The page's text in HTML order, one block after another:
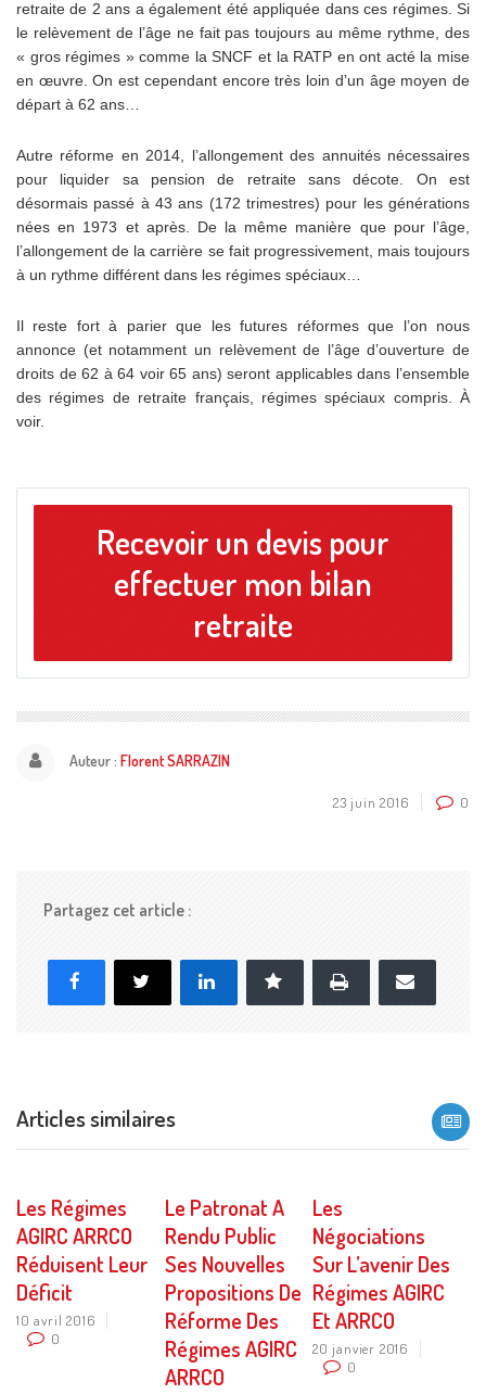
retraite de 2 ans a également été appliquée dans ces régimes. Si
le relèvement de l’âge ne fait pas toujours au même rythme, des
« gros régimes » comme la SNCF et la RATP en ont acté la mise
en œuvre. On est cependant encore très loin d’un âge moyen de
départ à 62 ans…
Autre réforme en 2014, l’allongement des annuités nécessaires
pour liquider sa pension de retraite sans décote. On est
désormais passé à 43 ans (172 trimestres) pour les générations
nées en 1973 et après. De la même manière que pour l’âge,
l’allongement de la carrière se fait progressivement, mais toujours
à un rythme différent dans les régimes spéciaux…
Il reste fort à parier que les futures réformes que l’on nous
annonce (et notamment un relèvement de l’âge d’ouverture de
droits de 62 à 64 voir 65 ans) seront applicables dans l’ensemble
des régimes de retraite français, régimes spéciaux compris. À
voir.
Recevoir un devis pour
effectuer mon bilan
retraite
Auteur : Florent SARRAZIN
23 juin 2016 0
Partagez cet article :
Facebook LinkedIn Marque-page
Imprimer
mail
Articles similaires
Les Régimes
AGIRC ARRCO
Réduisent Leur
Déficit
10 avril 2016
0
Le Patronat A
Rendu Public
Ses Nouvelles
Propositions De
Réforme Des
Régimes AGIRC
ARRCO
Les
Négociations
Sur L’avenir Des
Régimes AGIRC
Et ARRCO
20 janvier 2016
0